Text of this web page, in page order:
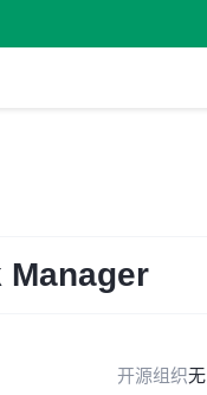
Manager
开源组织无